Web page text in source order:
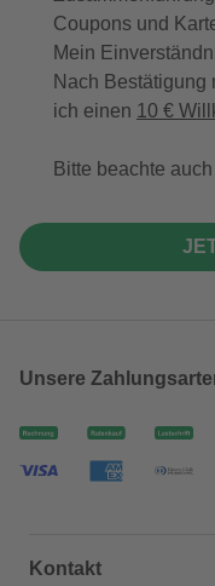
Coupons und
Mein
Nach Bestätigung
ich einen 10 €
Bitte beachte
Unsere
Kontakt